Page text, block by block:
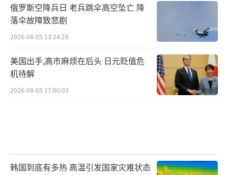
俄罗斯空降兵日 老兵跳伞高空坠亡 降
落伞故障致悲剧
2026-08-05 13:24:28
美国出手,高市麻烦在后头 日元贬值危
机待解
2026-08-05 17:00:03
韩国到底有多热 高温引发国家灾难状态